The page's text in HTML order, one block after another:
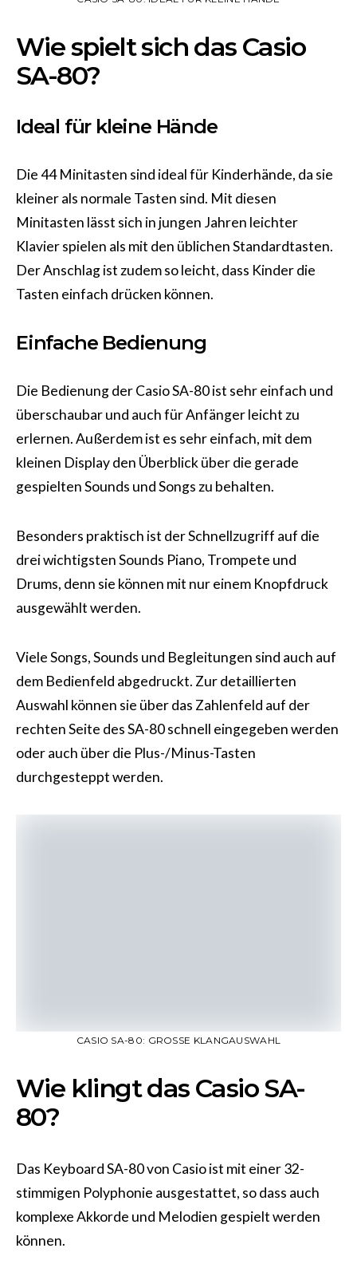
Wie spielt sich das Casio
SA-80?
Ideal für kleine Hände
Die 44 Minitasten sind ideal für Kinderhände, da sie
kleiner als normale Tasten sind. Mit diesen
Minitasten lässt sich in jungen Jahren leichter
Klavier spielen als mit den üblichen Standardtasten.
Der Anschlag ist zudem so leicht, dass Kinder die
Tasten einfach drücken können.
Einfache Bedienung
Die Bedienung der Casio SA-80 ist sehr einfach und
überschaubar und auch für Anfänger leicht zu
erlernen. Außerdem ist es sehr einfach, mit dem
kleinen Display den Überblick über die gerade
gespielten Sounds und Songs zu behalten.
Besonders praktisch ist der Schnellzugriff auf die
drei wichtigsten Sounds Piano, Trompete und
Drums, denn sie können mit nur einem Knopfdruck
ausgewählt werden.
Viele Songs, Sounds und Begleitungen sind auch auf
dem Bedienfeld abgedruckt. Zur detaillierten
Auswahl können sie über das Zahlenfeld auf der
rechten Seite des SA-80 schnell eingegeben werden
oder auch über die Plus-/Minus-Tasten
durchgesteppt werden.
CASIO SA-80: GROSSE KLANGAUSWAHL
Wie klingt das Casio SA-
80?
Das Keyboard SA-80 von Casio ist mit einer 32-
stimmigen Polyphonie ausgestattet, so dass auch
komplexe Akkorde und Melodien gespielt werden
können.